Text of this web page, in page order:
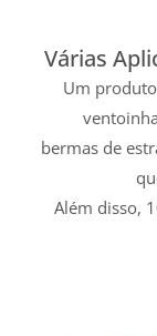
Várias
Um
bermas de
Além disso,